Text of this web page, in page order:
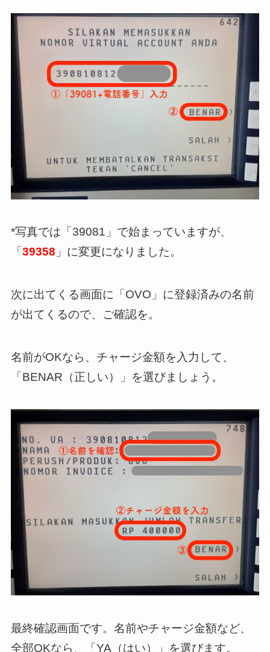
*写真では「39081」で始まっていますが、
「 39358 」に変更になりました。
次に出てくる画面に「OVO」に登録済みの名前
が出てくるので、ご確認を。
名前がOKなら、チャージ金額を入力して、
「BENAR（正しい）」を選びましょう。
最終確認画面です。名前やチャージ金額など、
全部OKなら、「YA（はい）」を選びます。